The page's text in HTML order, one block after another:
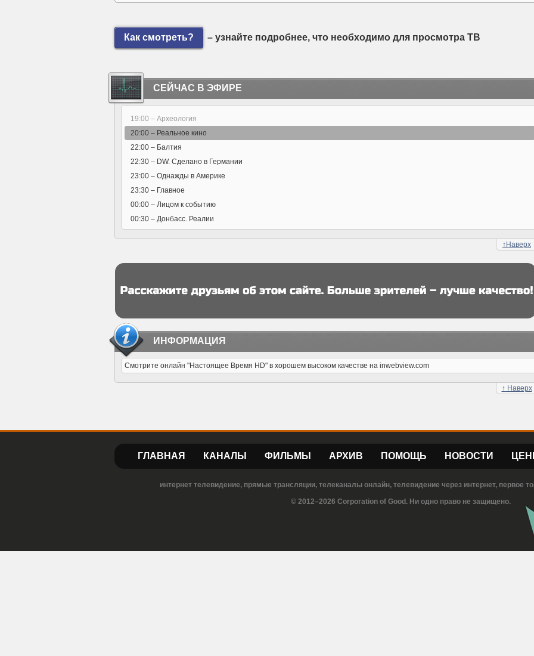
Как смотреть? – узнайте подробнее, что необходимо для просмотра ТВ
СЕЙЧАС В ЭФИРЕ
19:00 – Археология
20:00 – Реальное кино
22:00 – Балтия
22:30 – DW. Сделано в Германии
23:00 – Однажды в Америке
23:30 – Главное
00:00 – Лицом к событию
00:30 – Донбасс. Реалии
↑ Наверх
ИНФОРМАЦИЯ
Смотрите онлайн "Настоящее Время HD" в хорошем высоком качестве на inwebview.com
↑ Наверх
ГЛАВНАЯ КАНАЛЫ ФИЛЬМЫ АРХИВ ПОМОЩЬ НОВОСТИ
интернет телевидение, прямые трансляции, телеканалы онлайн, телевидение через интернет, первое
© 2012–2026 Corporation of Good. Ни одно право не защищено.